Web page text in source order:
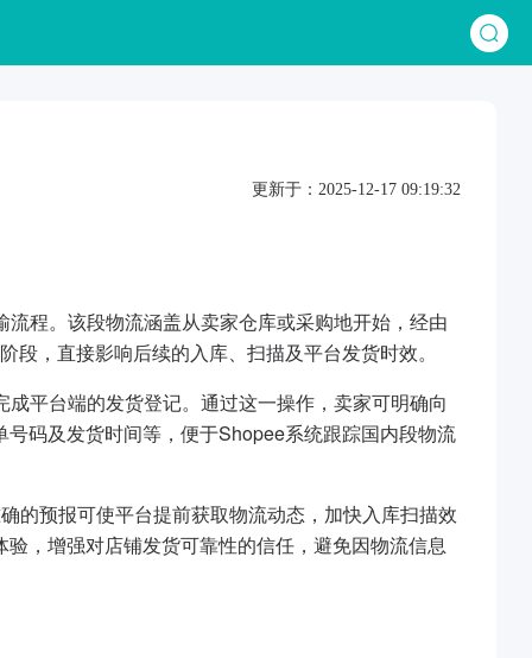
更新于：2025-12-17 09:19:32
程。该段物流涵盖从卖家仓库或采购地开始，经由
，直接影响后续的入库、扫描及平台发货时效。
平台端的发货登记。通过这一操作，卖家可明确向
码及发货时间等，便于Shopee系统跟踪国内段物流
的预报可使平台提前获取物流动态，加快入库扫描效
，增强对店铺发货可靠性的信任，避免因物流信息